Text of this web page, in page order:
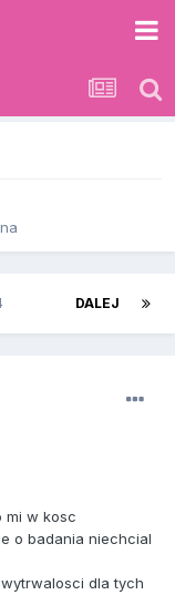
DALEJ
mi w kosc
o badania niechcial
dla tych